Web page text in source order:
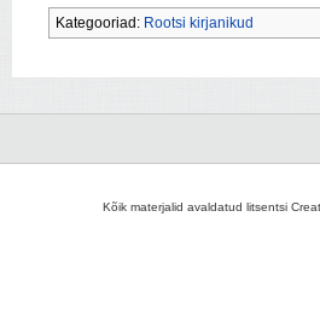
Kategooriad: Rootsi kirjanikud
Kõik materjalid avaldatud litsentsi